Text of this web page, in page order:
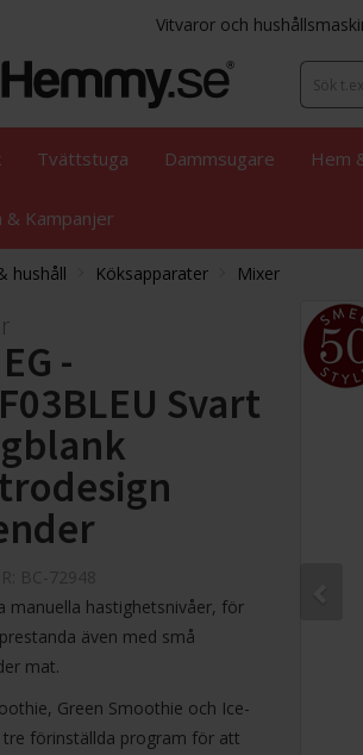
Vitvaror och
Tvättstuga Dammsugare Hem
& Kampanjer
hushåll Köksapparater Mixer
-
Svart
manuella hastighetsnivåer, för
även med små
mat.
Green Smoothie och Ice-
tre förinställda program för att